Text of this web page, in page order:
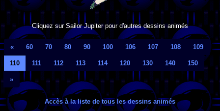
Cliquez sur Sailor Jupiter pour d'autres dessins animés
« 60 70 80 90 100 106 107 108 109
110 111 112 113 114 120 130 140 150
»
Accès à la liste de tous les dessins animés